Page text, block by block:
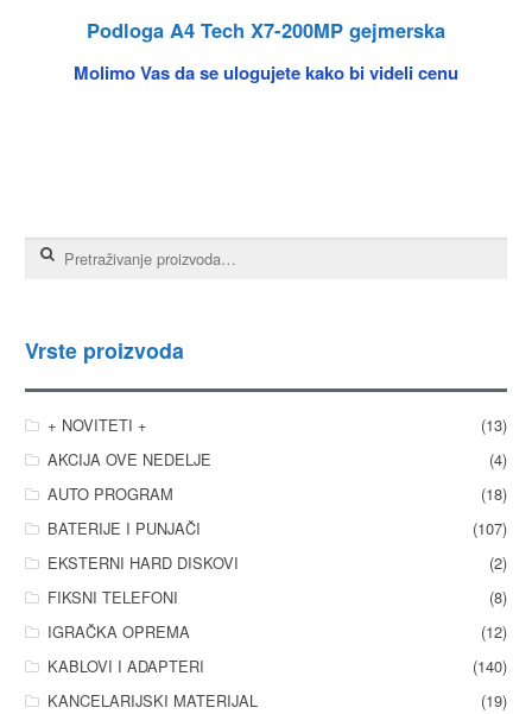
Podloga A4 Tech X7-200MP gejmerska
Molimo Vas da se ulogujete kako bi videli cenu
Pretraga za:
Vrste proizvoda
+ NOVITETI +
(13)
AKCIJA OVE NEDELJE
(4)
AUTO PROGRAM
(18)
BATERIJE I PUNJAČI
(107)
EKSTERNI HARD DISKOVI
(2)
FIKSNI TELEFONI
(8)
IGRAČKA OPREMA
(12)
KABLOVI I ADAPTERI
(140)
KANCELARIJSKI MATERIJAL
(19)